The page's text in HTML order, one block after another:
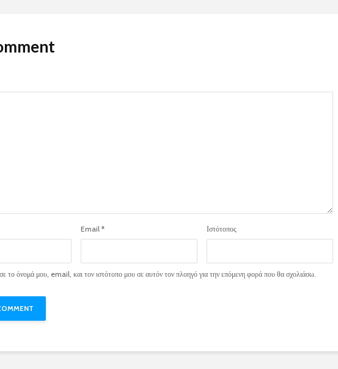
Email * Ιστότοπος
το όνομά μου, email, και τον ιστότοπο μου σε αυτόν τον πλοηγό για την επόμενη φορά που θα σχολιάσω.